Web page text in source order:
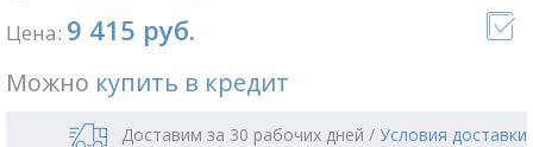
Цена: 9 415 руб.
Можно купить в кредит
Доставим за 30 рабочих дней / Условия доставки